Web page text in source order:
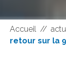
Accueil //
retour sur la